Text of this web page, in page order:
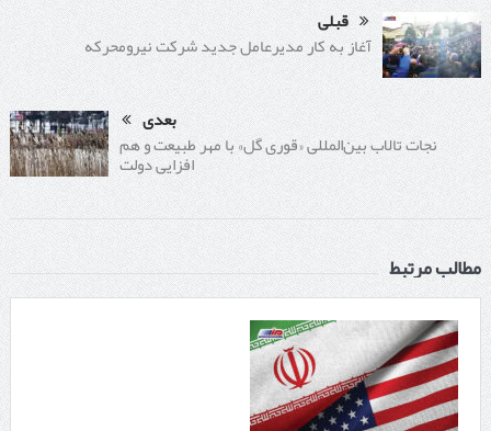
قبلی
آغاز به کار مدیرعامل جدید شرکت نیرومحرکه
بعدی
نجات تالاب بین‌المللی «قوری گل» با مهر طبیعت و هم
افزایی دولت
مطالب مرتبط